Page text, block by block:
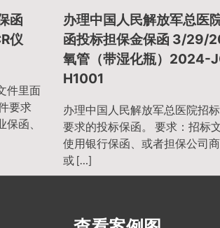
函
仪
件里面
要求
函、
办理中国人民解放军总医
函投标担保金保函 3/29/
氧管（带湿化瓶）2024-
H1001
办理中国人民解放军总医院招
要求的投标保函。 要求：招标
使用银行保函、或者担保公司商
或 […]